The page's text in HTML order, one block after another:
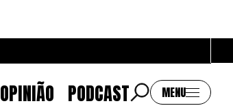
OPINIÃO PODCAST MENU